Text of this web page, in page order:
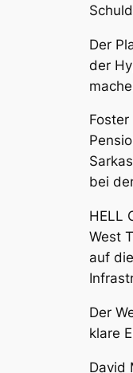
Der
der
bei
HELL
West
auf
Der
klare
David